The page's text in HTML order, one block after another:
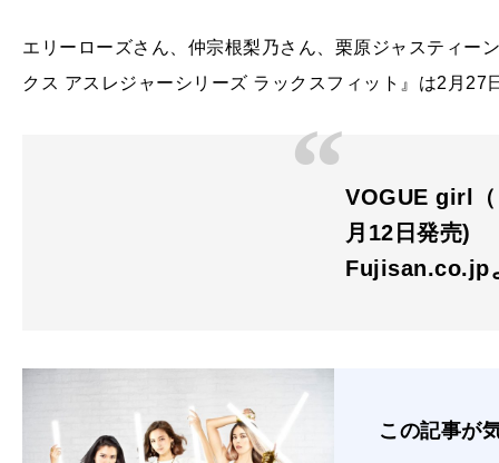
エリーローズさん、仲宗根梨乃さん、栗原ジャスティー
クス アスレジャーシリーズ ラックスフィット』は2月
VOGUE girl（
月12日発売)
Fujisan.co.jp
この記事が